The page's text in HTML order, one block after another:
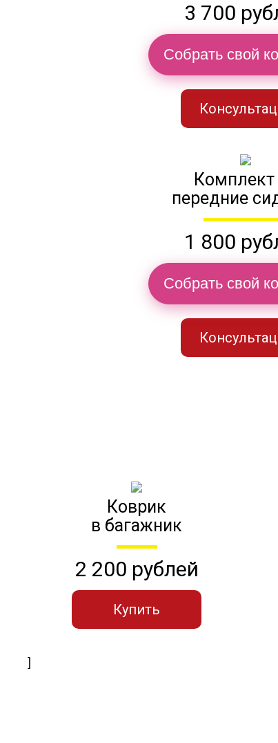
3 700
Собрать свой
Комплект
передние
1 800
Собрать свой
Коврик
в багажник
2 200 рублей
Купить
]